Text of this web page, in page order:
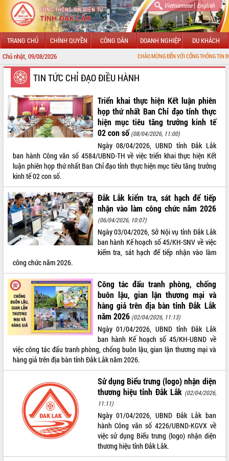
Vietnamese| English
TRANG CHỦ CHÍNH QUYỀN CÔNG DÂN DOANH NGHIỆP DU KHÁCH
Chủ nhật, 09/08/2026 CHÀO MỪNG ĐẾN VỚI CỔNG THÔNG TIN ĐIỆN TỬ TỈNH ĐẮK
GIỚI THIỆU
LÃNH ĐẠO UBND TỈNH
TIN TỨC SỰ KIỆN
SỞ, BAN, NGÀNH
UBND CÁC XÃ, PHƯỜNG
THÔNG TIN CHỈ ĐẠO ĐIỀU HÀNH
HỆ THỐNG VĂN BẢN
VĂN BẢN HĐND TỈNH
ĐIỂM TIN VĂN BẢN
QUY HOẠCH - KẾ HOẠCH
TIN TỨC CHỈ ĐẠO ĐIỀU HÀNH
Triển khai thực hiện Kết luận phiên
họp thứ nhất Ban Chỉ đạo tỉnh thực
hiện mục tiêu tăng trưởng kinh tế
02 con số (08/04/2026, 11:00)
Ngày 08/04/2026, UBND tỉnh Đắk Lắk
ban hành Công văn số 4584/UBND-TH về việc triển khai thực hiện Kết
luận phiên họp thứ nhất Ban Chỉ đạo tỉnh thực hiện mục tiêu tăng trưởng
kinh tế 02 con số.
Đắk Lắk kiểm tra, sát hạch để tiếp
nhận vào làm công chức năm 2026
(06/04/2026, 10:07)
Ngày 03/04/2026, Sở Nội vụ tỉnh Đắk Lắk
ban hành Kế hoạch số 45/KH-SNV về việc
kiểm tra, sát hạch để tiếp nhận vào làm
công chức năm 2026.
Công tác đấu tranh phòng, chống
buôn lậu, gian lận thương mại và
hàng giả trên địa bàn tỉnh Đắk Lắk
năm 2026 (02/04/2026, 11:13)
Ngày 01/04/2026, UBND tỉnh Đắk Lắk
ban hành Kế hoạch số 45/KH-UBND về
việc công tác đấu tranh phòng, chống buôn lậu, gian lận thương mại và
hàng giả trên địa bàn tỉnh Đắk Lắk năm 2026.
Sử dụng Biểu trưng (logo) nhận diện
thương hiệu tỉnh Đắk Lắk (02/04/2026,
11:11)
Ngày 01/04/2026, UBND Đắk Lắk ban
hành Công văn số 4226/UBND-KGVX về
việc sử dụng Biểu trưng (logo) nhận diện
thương hiệu tỉnh Đắk Lắk.